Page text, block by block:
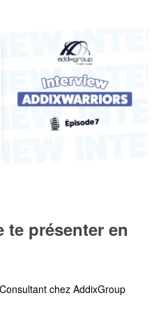
te présenter en
chez AddixGroup